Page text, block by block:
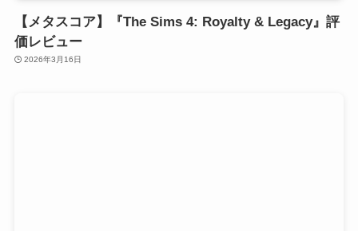
【メタスコア】『The Sims 4: Royalty & Legacy』評
価レビュー
2026年3月16日